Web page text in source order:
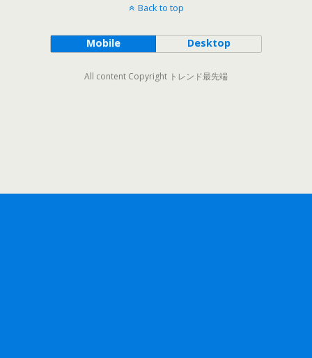
Back to top
Mobile Desktop
All content Copyright トレンド最先端